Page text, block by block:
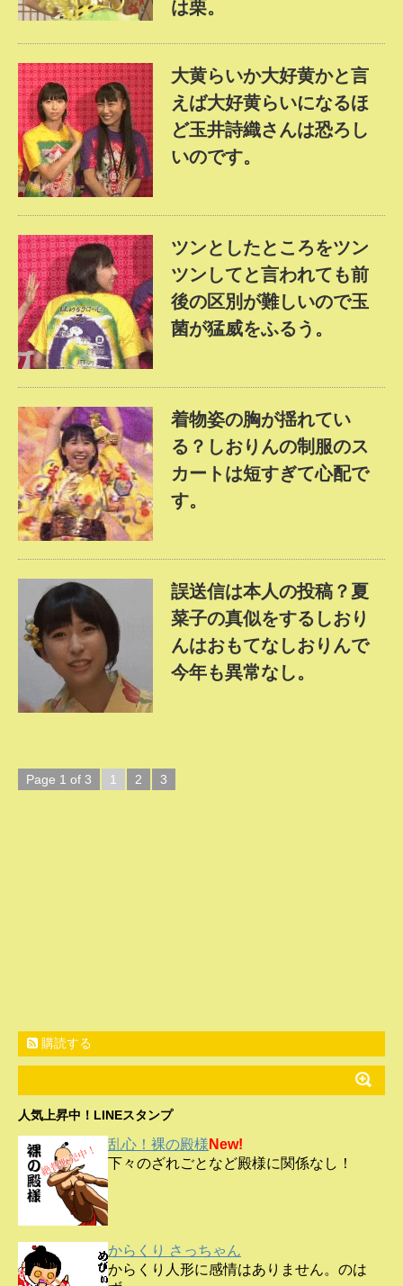
は栗。
大黄らいか大好黄かと言
えば大好黄らいになるほ
ど玉井詩織さんは恐ろし
いのです。
ツンとしたところをツン
ツンしてと言われても前
後の区別が難しいので玉
菌が猛威をふるう。
着物姿の胸が揺れてい
る？しおりんの制服のス
カートは短すぎて心配で
す。
誤送信は本人の投稿？夏
菜子の真似をするしおり
んはおもてなしおりんで
今年も異常なし。
Page 1 of 3 1 2 3
購読する
人気上昇中！LINEスタンプ
乱心！裸の殿様 New!
下々のざれごとなど殿様に関係なし！
からくり さっちゃん
からくり人形に感情はありません。のは